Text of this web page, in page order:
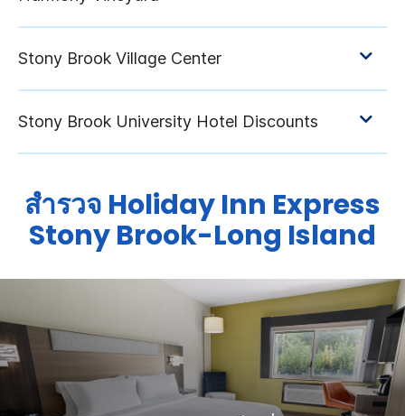
สำรวจ Holiday Inn Express
Stony Brook-Long Island